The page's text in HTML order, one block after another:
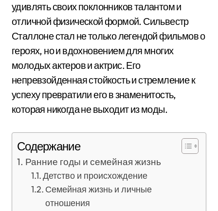
удивлять своих поклонников талантом и
отличной физической формой. Сильвестр
Сталлоне стал не только легендой фильмов о
героях, но и вдохновением для многих
молодых актеров и актрис. Его
непревзойденная стойкость и стремление к
успеху превратили его в знаменитость,
которая никогда не выходит из моды.
Содержание
Ранние годы и семейная жизнь
Детство и происхождение
Семейная жизнь и личные
отношения